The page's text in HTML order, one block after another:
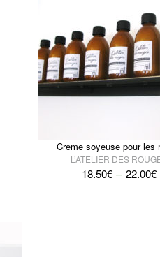
Creme soyeuse pour les
L’ATELIER DES
18.50€ – 22.00€